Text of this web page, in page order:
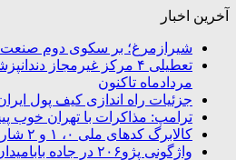
آخرین اخبار
شیرازمرغ؛ بر سکوی دوم صنعت
تعطیلی ۴ مرکز غیرمجاز
مردادماه تاکنون
جزئیات راه اندازی کیف پول
ترامپ: مذاکرات با تهران خوب
کالابرگ کدهای ملی ۰، ۱ و ۲ شارژ شد
واژگونی پژو۲۰۶ در جاده بابامیدان- نورآباد با ۳ مصدوم